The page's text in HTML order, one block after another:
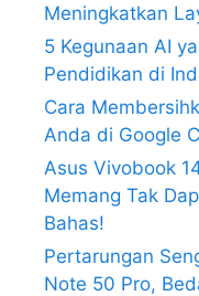
Meningkatkan
5 Kegunaan AI
Pendidikan di
Cara
Anda di Google
Asus Vivobook
Memang Tak
Bahas!
Pertarungan
Note 50 Pro,